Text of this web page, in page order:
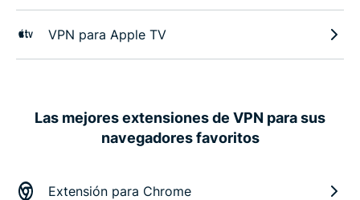
VPN para Apple TV
Las mejores extensiones de VPN para sus
navegadores favoritos
Extensión para Chrome